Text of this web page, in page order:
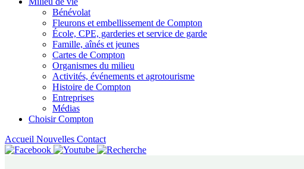
Bénévolat
Fleurons et embellissement de Compton
École, CPE, garderies et service de garde
Famille, aînés et jeunes
Cartes de Compton
Organismes du milieu
Activités, événements et agrotourisme
Histoire de Compton
Entreprises
Médias
Choisir Compton
Accueil Nouvelles Contact